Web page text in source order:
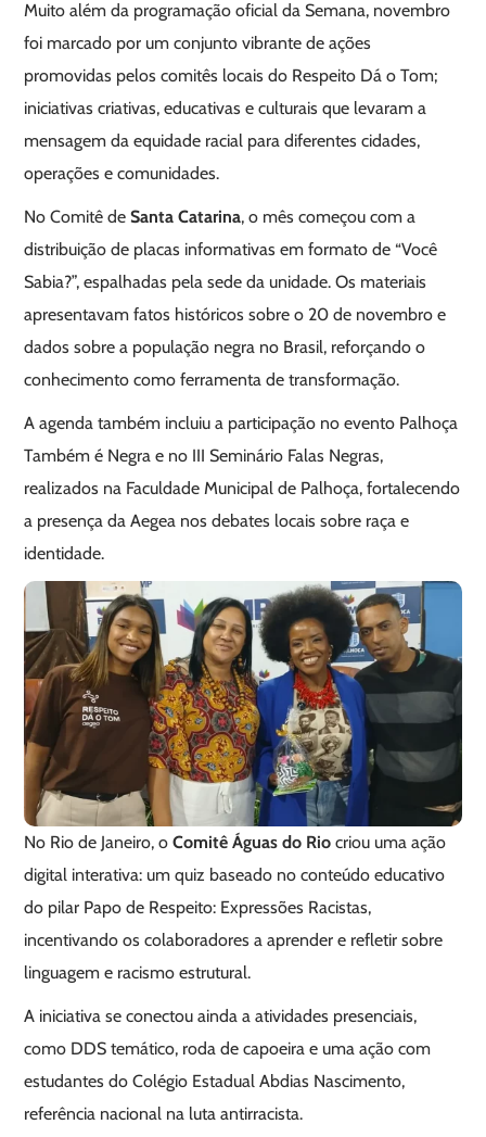
Muito além da programação oficial da Semana, novembro
foi marcado por um conjunto vibrante de ações
promovidas pelos comitês locais do Respeito Dá o Tom;
iniciativas criativas, educativas e culturais que levaram a
mensagem da equidade racial para diferentes cidades,
operações e comunidades.
No Comitê deSanta Catarina, o mês começou com a
distribuição de placas informativas em formato de “Você
Sabia?”, espalhadas pela sede da unidade. Os materiais
apresentavam fatos históricos sobre o 20 de novembro e
dados sobre a população negra no Brasil, reforçando o
conhecimento como ferramenta de transformação.
A agenda também incluiu a participação no evento Palhoça
Também é Negra e no III Seminário Falas Negras,
realizados na Faculdade Municipal de Palhoça, fortalecendo
a presença da Aegea nos debates locais sobre raça e
identidade.
No Rio de Janeiro, oComitê Águas do Rio criou uma ação
digital interativa: um quiz baseado no conteúdo educativo
do pilar Papo de Respeito: Expressões Racistas,
incentivando os colaboradores a aprender e refletir sobre
linguagem e racismo estrutural.
A iniciativa se conectou ainda a atividades presenciais,
como DDS temático, roda de capoeira e uma ação com
estudantes do Colégio Estadual Abdias Nascimento,
referência nacional na luta antirracista.